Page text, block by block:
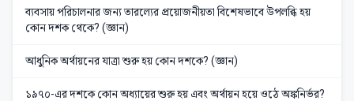
ব্যবসায় পরিচালনার জন্য তারল্যের প্রয়োজনীয়তা বিশেষভাবে উপলব্ধি হয়
কোন দশক থেকে? (জ্ঞান)
আধুনিক অর্থায়নের যাত্রা শুরু হয় কোন দশকে? (জ্ঞান)
১৯৭০-এর দশকে কোন অধ্যায়ের শুরু হয় এবং অর্থায়ন হয়ে ওঠে অঙ্কনির্ভর?